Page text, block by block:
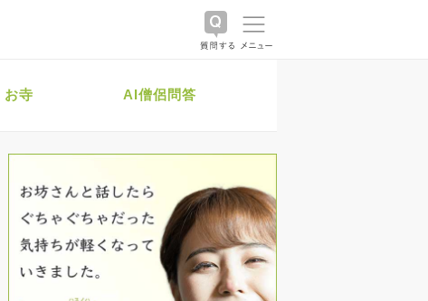
お寺 AI僧侶問答